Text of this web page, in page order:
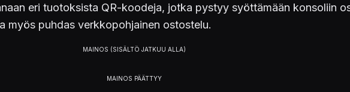
eri tuotoksista QR-koodeja, jotka pystyy syöttämään konsoliin
myös puhdas verkkopohjainen ostostelu.